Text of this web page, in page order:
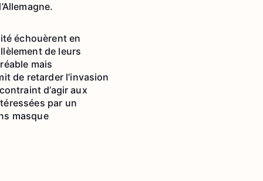
échouèrent en
de leurs
mais
de retarder l’invasion
d’agir aux
par un
masque